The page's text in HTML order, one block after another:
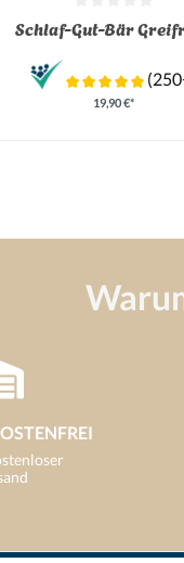
Bewertung
Schlaf-Gut-Bär
19,90 €*